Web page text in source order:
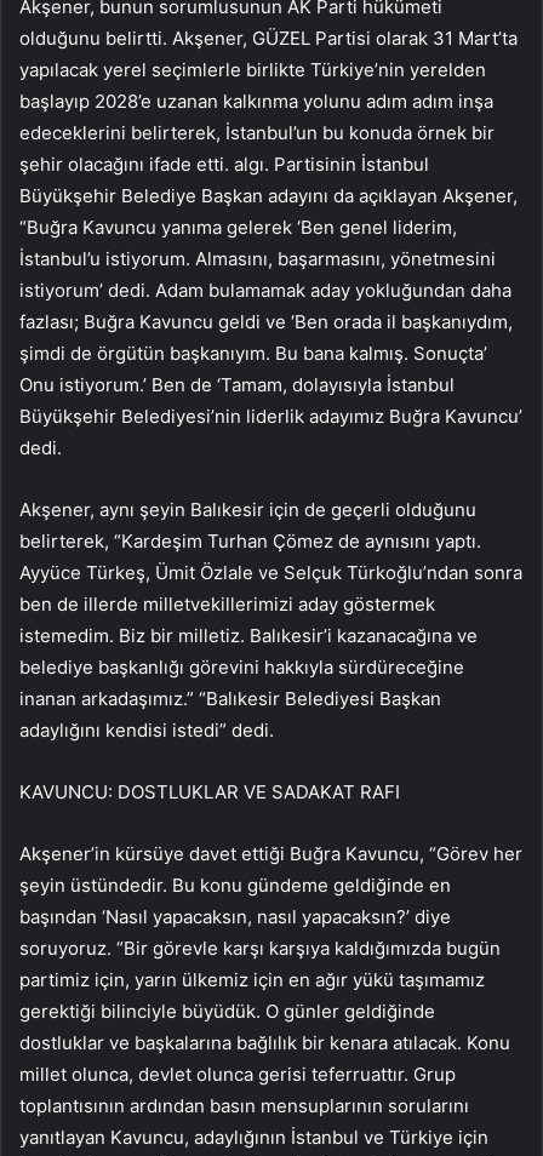
Akşener, bunun sorumlusunun AK Parti hükümeti
olduğunu belirtti. Akşener, GÜZEL Partisi olarak 31 Mart’ta
yapılacak yerel seçimlerle birlikte Türkiye’nin yerelden
başlayıp 2028’e uzanan kalkınma yolunu adım adım inşa
edeceklerini belirterek, İstanbul’un bu konuda örnek bir
şehir olacağını ifade etti. algı. Partisinin İstanbul
Büyükşehir Belediye Başkan adayını da açıklayan Akşener,
“Buğra Kavuncu yanıma gelerek ‘Ben genel liderim,
İstanbul’u istiyorum. Almasını, başarmasını, yönetmesini
istiyorum’ dedi. Adam bulamamak aday yokluğundan daha
fazlası; Buğra Kavuncu geldi ve ‘Ben orada il başkanıydım,
şimdi de örgütün başkanıyım. Bu bana kalmış. Sonuçta’
Onu istiyorum.’ Ben de ‘Tamam, dolayısıyla İstanbul
Büyükşehir Belediyesi’nin liderlik adayımız Buğra Kavuncu’
dedi.
Akşener, aynı şeyin Balıkesir için de geçerli olduğunu
belirterek, “Kardeşim Turhan Çömez de aynısını yaptı.
Ayyüce Türkeş, Ümit Özlale ve Selçuk Türkoğlu’ndan sonra
ben de illerde milletvekillerimizi aday göstermek
istemedim. Biz bir milletiz. Balıkesir’i kazanacağına ve
belediye başkanlığı görevini hakkıyla sürdüreceğine
inanan arkadaşımız.” “Balıkesir Belediyesi Başkan
adaylığını kendisi istedi” dedi.
KAVUNCU: DOSTLUKLAR VE SADAKAT RAFI
Akşener’in kürsüye davet ettiği Buğra Kavuncu, “Görev her
şeyin üstündedir. Bu konu gündeme geldiğinde en
başından ‘Nasıl yapacaksın, nasıl yapacaksın?’ diye
soruyoruz. “Bir görevle karşı karşıya kaldığımızda bugün
partimiz için, yarın ülkemiz için en ağır yükü taşımamız
gerektiği bilinciyle büyüdük. O günler geldiğinde
dostluklar ve başkalarına bağlılık bir kenara atılacak. Konu
millet olunca, devlet olunca gerisi teferruattır. Grup
toplantısının ardından basın mensuplarının sorularını
yanıtlayan Kavuncu, adaylığının İstanbul ve Türkiye için